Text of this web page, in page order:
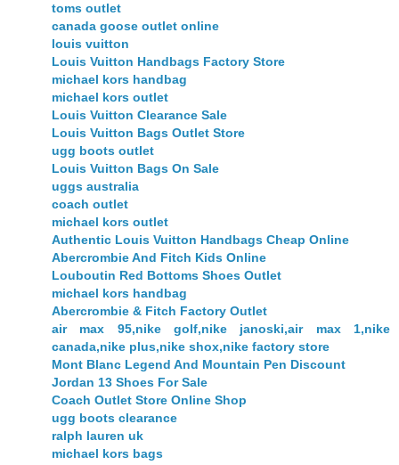
toms outlet
canada goose outlet online
louis vuitton
Louis Vuitton Handbags Factory Store
michael kors handbag
michael kors outlet
Louis Vuitton Clearance Sale
Louis Vuitton Bags Outlet Store
ugg boots outlet
Louis Vuitton Bags On Sale
uggs australia
coach outlet
michael kors outlet
Authentic Louis Vuitton Handbags Cheap Online
Abercrombie And Fitch Kids Online
Louboutin Red Bottoms Shoes Outlet
michael kors handbag
Abercrombie & Fitch Factory Outlet
air max 95,nike golf,nike janoski,air max 1,nike
canada,nike plus,nike shox,nike factory store
Mont Blanc Legend And Mountain Pen Discount
Jordan 13 Shoes For Sale
Coach Outlet Store Online Shop
ugg boots clearance
ralph lauren uk
michael kors bags